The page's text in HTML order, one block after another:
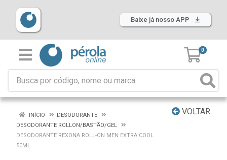
Baixe já nosso APP
0
VOLTAR
INÍCIO
DESODORANTE
DESODORANTE ROLLON/BASTÃO/GEL
DESODORANTE REXONA ROLL-ON MEN EXTRA COOL
50ML